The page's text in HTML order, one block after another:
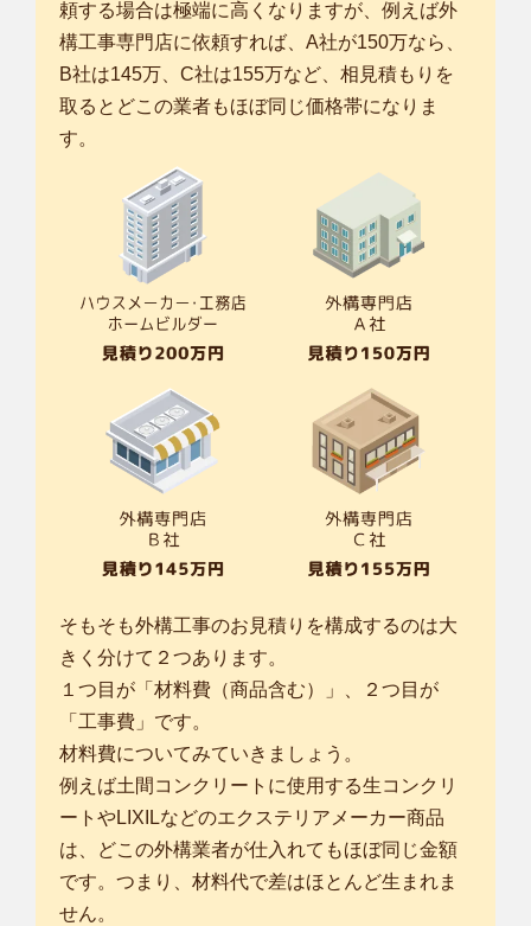
頼する場合は極端に高くなりますが、例えば外
構工事専門店に依頼すれば、A社が150万なら、
B社は145万、C社は155万など、相見積もりを
取るとどこの業者もほぼ同じ価格帯になりま
す。
そもそも外構工事のお見積りを構成するのは大
きく分けて２つあります。
１つ目が「材料費（商品含む）」、２つ目が
「工事費」です。
材料費についてみていきましょう。
例えば土間コンクリートに使用する生コンクリ
ートやLIXILなどのエクステリアメーカー商品
は、どこの外構業者が仕入れてもほぼ同じ金額
です。つまり、材料代で差はほとんど生まれま
せん。